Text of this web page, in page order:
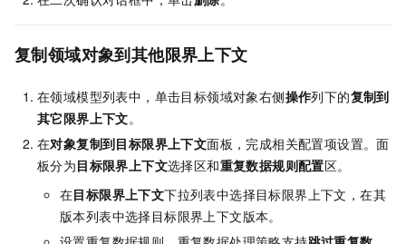
复制领域对象到其他限界上下文
在领域模型列表中，单击目标领域对象右侧操作列下的复制到
其它限界上下文。
在对象复制到目标限界上下文面板，完成相关配置项设置。面
板分为目标限界上下文选择区和重复数据规则配置区。
在目标限界上下文下拉列表中选择目标限界上下文，在其
版本列表中选择目标限界上下文版本。